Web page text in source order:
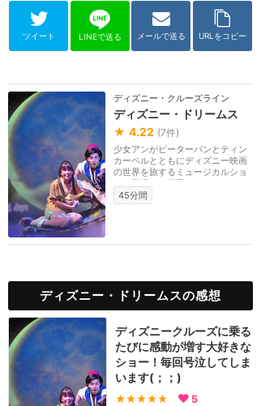
ツイート LINEで送る メールで送る URLをコピー
ディズニー・クルーズライン
ディズニー・ドリームス
★ 4.22 (7件)
少女アンがピーターパンとティン
カーベルとともにディズニー映画
の世界を旅するミュージカルショ
ー。登場する世界...
45分間
ディズニー・ドリームスの感想
ディズニークルーズに乗る
たびに感動が増す大好きな
ショー！毎回号泣してしま
います(；；)
★★★★★ 5